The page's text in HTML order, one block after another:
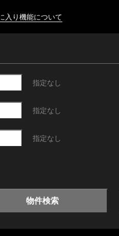
入り機能について
指定なし
指定なし
指定なし
物件検索